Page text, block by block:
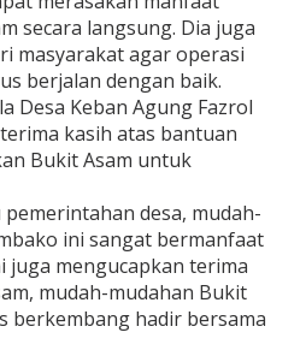
secara langsung. Dia juga
masyarakat agar operasi
berjalan dengan baik.
Desa Keban Agung Fazrol
kasih atas bantuan
Bukit Asam untuk
desa, mudah-
ini sangat bermanfaat
juga mengucapkan terima
mudah-mudahan Bukit
berkembang hadir bersama